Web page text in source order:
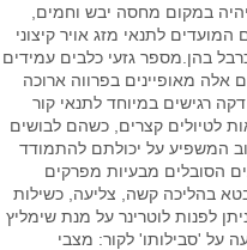
במקום מחסה יבש וחמים,
לתנאי מזג אויר קיצוני
בהן.מספר גזעי כלבים עמידים
אלה מאופיינים בפרווה ארוכה
רגישים במיוחד לתנאי קור
לטיולים קצרים, כשהם לבושים
המשפיע על יכולתם להתמודד
הסובלים מבעיות מפרקים
בהליכה קשה, צליעה, כשילות
לפנות לוטרינר על מנת שימליץ
'סבילותו' לקור: מצבי